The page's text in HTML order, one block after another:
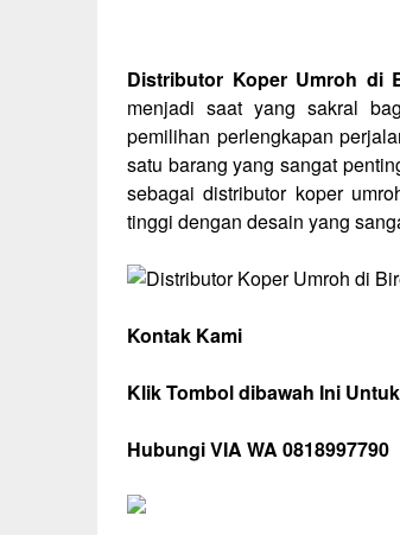
Distributor Koper Umroh di
menjadi saat yang sakral
pemilihan perlengkapan
satu barang yang sangat
sebagai distributor koper
tinggi dengan desain yang
Kontak Kami
Klik Tombol dibawah Ini
Hubungi VIA WA 0818997790